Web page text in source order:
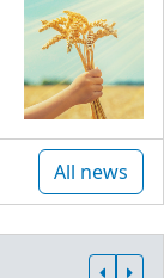
All news